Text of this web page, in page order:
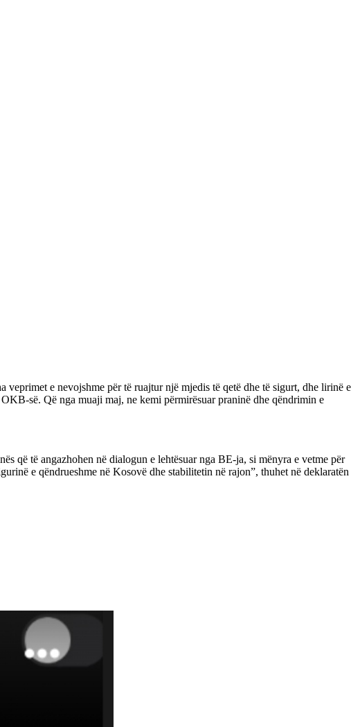
e nevojshme për të ruajtur një mjedis të qetë dhe të sigurt, dhe lirinë e
së. Që nga muaji maj, ne kemi përmirësuar praninë dhe qëndrimin e
që të angazhohen në dialogun e lehtësuar nga BE-ja, si mënyra e vetme për
e qëndrueshme në Kosovë dhe stabilitetin në rajon”, thuhet në deklaratën